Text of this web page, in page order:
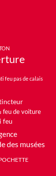
feu pas de calais
feu de voiture
feu
des musées